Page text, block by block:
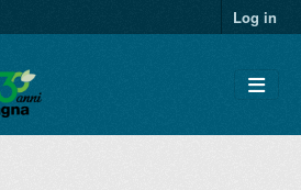
Log in